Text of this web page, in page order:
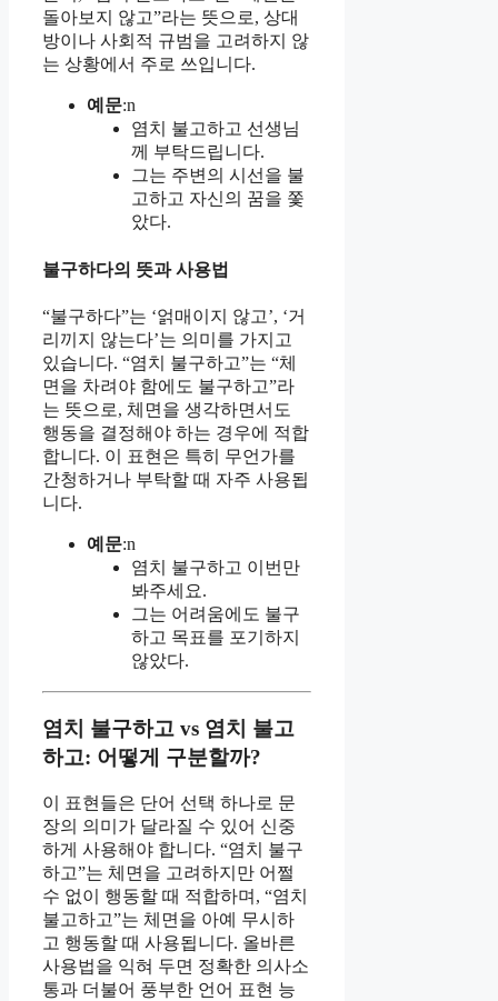
돌아보지 않고”라는 뜻으로, 상대
방이나 사회적 규범을 고려하지 않
는 상황에서 주로 쓰입니다.
예문:n
염치 불고하고 선생님
께 부탁드립니다.
그는 주변의 시선을 불
고하고 자신의 꿈을 쫓
았다.
불구하다의 뜻과 사용법
“불구하다”는 ‘얽매이지 않고’, ‘거
리끼지 않는다’는 의미를 가지고
있습니다. “염치 불구하고”는 “체
면을 차려야 함에도 불구하고”라
는 뜻으로, 체면을 생각하면서도
행동을 결정해야 하는 경우에 적합
합니다. 이 표현은 특히 무언가를
간청하거나 부탁할 때 자주 사용됩
니다.
예문:n
염치 불구하고 이번만
봐주세요.
그는 어려움에도 불구
하고 목표를 포기하지
않았다.
염치 불구하고 vs 염치 불고
하고: 어떻게 구분할까?
이 표현들은 단어 선택 하나로 문
장의 의미가 달라질 수 있어 신중
하게 사용해야 합니다. “염치 불구
하고”는 체면을 고려하지만 어쩔
수 없이 행동할 때 적합하며, “염치
불고하고”는 체면을 아예 무시하
고 행동할 때 사용됩니다. 올바른
사용법을 익혀 두면 정확한 의사소
통과 더불어 풍부한 언어 표현 능